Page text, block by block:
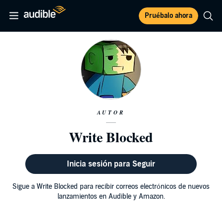
Pruébalo ahora
AUTOR
Write Blocked
Inicia sesión para Seguir
Sigue a Write Blocked para recibir correos electrónicos de nuevos
lanzamientos en Audible y Amazon.